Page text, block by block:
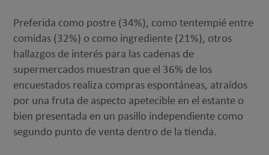
Preferida como postre (34%), como tentempié entre
comidas (32%) o como ingrediente (21%), otros
hallazgos de interés para las cadenas de
supermercados muestran que el 36% de los
encuestados realiza compras espontáneas, atraídos
por una fruta de aspecto apetecible en el estante o
bien presentada en un pasillo independiente como
segundo punto de venta dentro de la tienda.